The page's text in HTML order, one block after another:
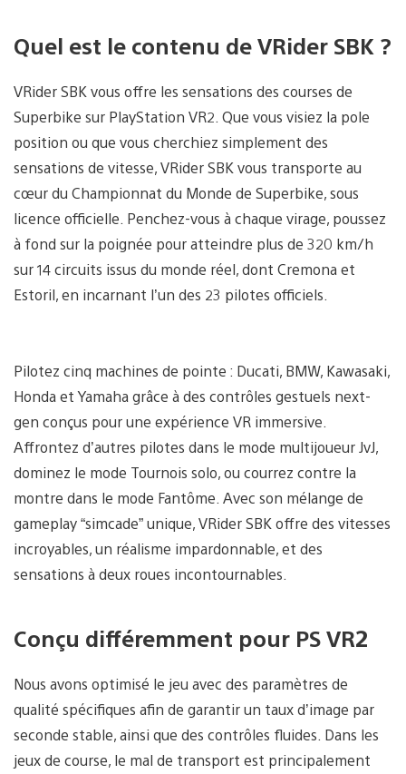
Quel est le contenu de VRider SBK ?
VRider SBK vous offre les sensations des courses de
Superbike sur PlayStation VR2. Que vous visiez la pole
position ou que vous cherchiez simplement des
sensations de vitesse, VRider SBK vous transporte au
cœur du Championnat du Monde de Superbike, sous
licence officielle. Penchez-vous à chaque virage, poussez
à fond sur la poignée pour atteindre plus de 320 km/h
sur 14 circuits issus du monde réel, dont Cremona et
Estoril, en incarnant l’un des 23 pilotes officiels.
Pilotez cinq machines de pointe : Ducati, BMW, Kawasaki,
Honda et Yamaha grâce à des contrôles gestuels next-
gen conçus pour une expérience VR immersive.
Affrontez d’autres pilotes dans le mode multijoueur JvJ,
dominez le mode Tournois solo, ou courrez contre la
montre dans le mode Fantôme. Avec son mélange de
gameplay “simcade” unique, VRider SBK offre des vitesses
incroyables, un réalisme impardonnable, et des
sensations à deux roues incontournables.
Conçu différemment pour PS VR2
Nous avons optimisé le jeu avec des paramètres de
qualité spécifiques afin de garantir un taux d’image par
seconde stable, ainsi que des contrôles fluides. Dans les
jeux de course, le mal de transport est principalement